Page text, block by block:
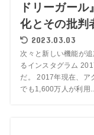
ドリーガー
化とその批判
2023.03.03
次々と新しい機能が
るインスタグラム
だ。 2017年現在、ア
でも1,600万人が利用...